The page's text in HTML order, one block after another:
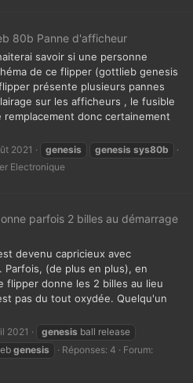
80b Panne d'afficheur
savoir si une personne
de ce flipper (gottlieb genesis
présente plusieurs pannes
sur les afficheurs , le fusible
remplacement donc certainement
2021 genesis genesis sys80b
Electronique
parfois 2 billes au démarrage
devenu capricieux avec
Parfois, (de plus en plus), en
flipper donne les 2 billes au lieu
pas du tout oxydée. Quelqu'un
2021 genesis ball release
genesis Réponses: 4
Forum: